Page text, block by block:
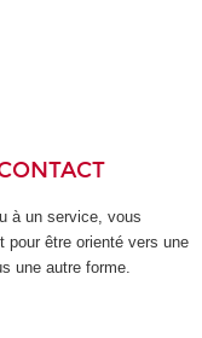
à un service, vous
pour être orienté vers une
une autre forme.